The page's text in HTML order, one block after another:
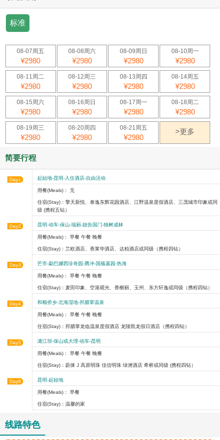
标准
08-07周五
¥2980
08-08周六
¥2980
08-09周日
¥2980
08-10周一
¥2980
08-11周二
¥2980
08-12周三
¥2980
08-13周四
¥2980
08-14周五
¥2980
08-15周六
¥2980
08-16周日
¥2980
08-17周一
¥2980
08-18周二
¥2980
08-19周三
¥2980
08-20周四
¥2980
08-21周五
¥2980
>更多
简要行程
Day1 起始地-昆明-入住酒店-自由活动
用餐(Meals)： 无
住宿(Stay)：擎天新悦、泰逸东辉花园酒店、江野温泉度假酒店、三茂城市印象或同
级 (携程五钻）
Day2 昆明-动车-保山-瑞丽-姐告国门-独树成林
用餐(Meals)： 早餐 午餐 晚餐
住宿(Stay)：兰欧酒店、香莱华酒店、达柏酒店或同级（携程四钻）
Day3 芒市-勐巴娜西珍奇园-腾冲-国殇墓园-热海
用餐(Meals)： 早餐 午餐 晚餐
住宿(Stay)：麦田印象、空港观光、香榭丽、玉州、东方轩逸或同级（携程四钻）
Day4 和顺侨乡-北海湿地-邦腊掌温泉
用餐(Meals)： 早餐 午餐 晚餐
住宿(Stay)：邦腊掌龙临温泉度假酒店 龙陵凯龙假日酒店（携程四钻）
Day5 潞江坝-保山或大理-动车-昆明
用餐(Meals)： 早餐 午餐 晚餐
住宿(Stay)：蔚徕 J 高原明珠 佳信明珠 绿洲酒店 希桥或同级 (携程四钻）
Day6 昆明-起始地
用餐(Meals)： 早餐
住宿(Stay)：温馨的家
线路特色